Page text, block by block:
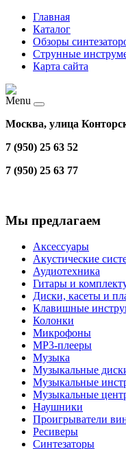
Главная
Каталог
Обзоры
Струнные
Карта сайта
Menu
Москва, улица
7 (950) 25 63 52
7 (950) 25 63 77
Мы предлагаем
Аксессуары
Акустические
Аудиотехника
Гитары и
Диски, касеты и
Клавишные
Колонки
Микрофоны
МР3-плееры
Музыка
Музыкальные
Музыкальные
Музыкальные
Наушники
Проигрыватели
Ресиверы
Синтезаторы